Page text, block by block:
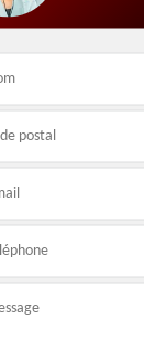
Urgence fuite de
toiture 86 Vienne